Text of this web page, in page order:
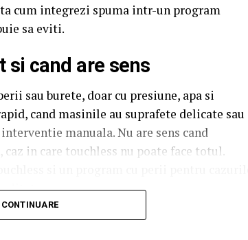
cum integrezi spuma intr-un program
sa eviti.
si cand are sens
sau burete, doar cu presiune, apa si
cand masinile au suprafete delicate sau
manuala. Nu are sens cand
in care touchless nu poate face totul.
pentru touchless